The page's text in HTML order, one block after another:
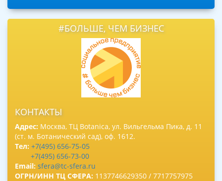
#БОЛЬШЕ, ЧЕМ БИЗНЕС
КОНТАКТЫ
Адрес: Москва, ТЦ Botanica, ул. Вильгельма Пика, д. 11
(ст. м. Ботанический сад), оф. 1612.
Тел: +7(495) 656-75-05
+7(495) 656-73-00
Email: sfera@tc-sfera.ru
ОГРН/ИНН ТЦ СФЕРА: 1137746629350 / 7717757975